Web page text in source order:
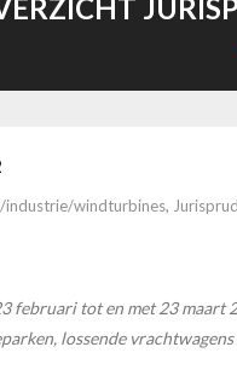
industrie/windturbines,
februari tot en met 23
lossende